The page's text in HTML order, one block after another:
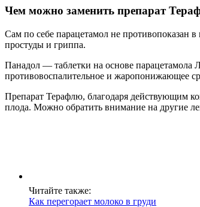
Чем можно заменить препарат
Сам по себе парацетамол не противопоказан
простуды и гриппа.
Панадол — таблетки на основе
противовоспалительное и жаропонижающее
Препарат Терафлю, благодаря действующим
плода. Можно обратить внимание на другие
Читайте также:
Как перегорает молоко в груди